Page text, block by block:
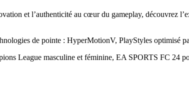
et l’authenticité au cœur du gameplay, découvrez
de pointe : HyperMotionV, PlayStyles
League masculine et féminine, EA SPORTS FC 24